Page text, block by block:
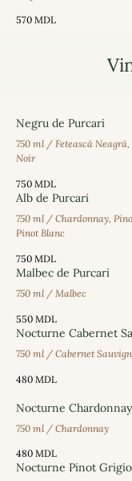
570 MDL
Negru de Purcari
750 ml / Fetească Neagră,
Noir
750 MDL
Alb de Purcari
750 ml / Chardonnay,
Pinot Blanc
750 MDL
Malbec de Purcari
750 ml / Malbec
550 MDL
Nocturne Cabernet
750 ml / Cabernet
480 MDL
Nocturne Chardonnay
750 ml / Chardonnay
480 MDL
Nocturne Pinot Grigio